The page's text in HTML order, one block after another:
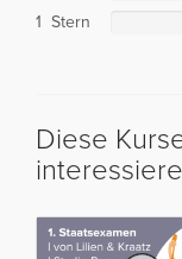
1 Stern
Diese